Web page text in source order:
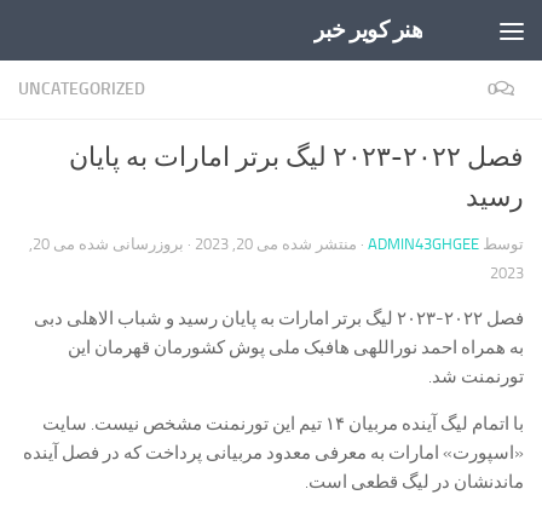
هنر کویر خبر
UNCATEGORIZED 0
فصل ۲۰۲۲-۲۰۲۳ لیگ برتر امارات به پایان
رسید
توسط ADMIN43GHGEE · منتشر شده می 20, 2023 · بروزرسانی شده
می 20,
2023
فصل ۲۰۲۲-۲۰۲۳ لیگ برتر امارات به پایان رسید و شباب الاهلی دبی
به همراه احمد نوراللهی هافبک ملی پوش کشورمان قهرمان این
تورنمنت شد.
با اتمام لیگ آینده مربیان ۱۴ تیم این تورنمنت مشخص نیست. سایت
«اسپورت» امارات به معرفی معدود مربیانی پرداخت که در فصل آینده
ماندنشان در لیگ قطعی است.